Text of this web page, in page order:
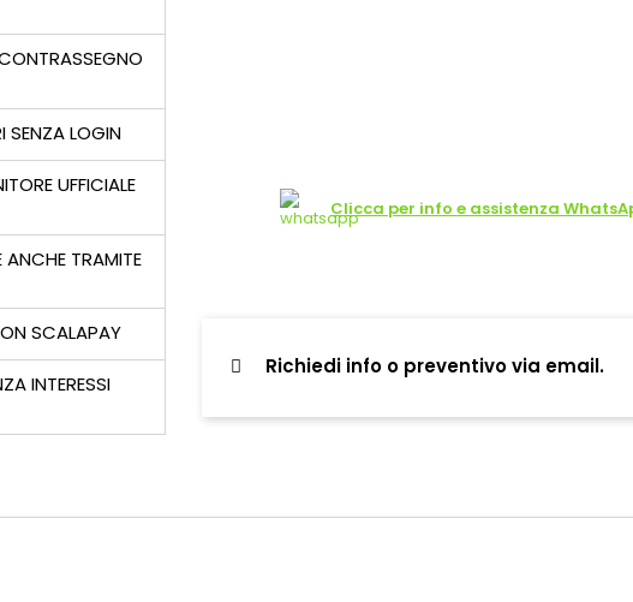
SENZA LOGIN
UFFICIALE
ANCHE TRAMITE
SCALAPAY
INTERESSI
Clicca per info e assistenza
Richiedi info o preventivo via email.